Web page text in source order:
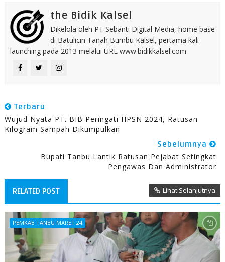
the Bidik Kalsel
Dikelola oleh PT Sebanti Digital Media, home base
di Batulicin Tanah Bumbu Kalsel, pertama kali
launching pada 2013 melalui URL www.bidikkalsel.com
Terbaru
Wujud Nyata PT. BIB Peringati HPSN 2024, Ratusan
Kilogram Sampah Dikumpulkan
Sebelumnya
Bupati Tanbu Lantik Ratusan Pejabat Setingkat
Pengawas Dan Administrator
RELATED POST Lihat Selanjutnya
PEMKAB TANBU MARET 24